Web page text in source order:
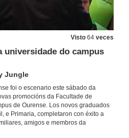
Visto 64 veces
universidade do campus
Jungle
foi o escenario este sábado da
promocións da Facultade de
de Ourense. Los novos graduados
e Primaria, completaron con éxito a
amigos e membros da
Intervención del padrino del Grado de Educación Primaria, D. Xosé Constenla Vega
xuño de 2019
xuño de 2019